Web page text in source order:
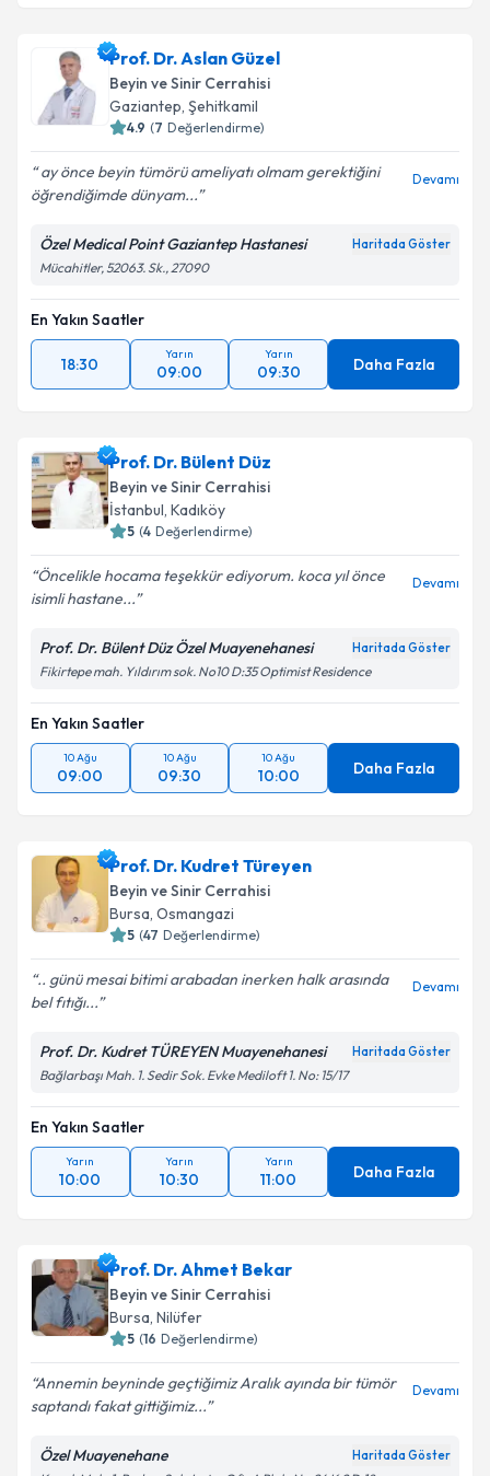
Prof. Dr. Aslan Güzel
Beyin ve Sinir Cerrahisi
Gaziantep, Şehitkamil
4.9 (7 Değerlendirme)
ay önce beyin tümörü ameliyatı olmam gerektiğini
öğrendiğimde dünyam...
Devamı
Özel Medical Point Gaziantep Hastanesi Haritada Göster
Mücahitler, 52063. Sk., 27090
En Yakın Saatler
18:30
Yarın
09:00
Yarın
09:30 Daha Fazla
Prof. Dr. Bülent Düz
Beyin ve Sinir Cerrahisi
İstanbul, Kadıköy
5 (4 Değerlendirme)
Öncelikle hocama teşekkür ediyorum. koca yıl önce
isimli hastane...
Devamı
Prof. Dr. Bülent Düz Özel Muayenehanesi Haritada Göster
Fikirtepe mah. Yıldırım sok. No10 D:35 Optimist Residence
En Yakın Saatler
10 Ağu
09:00
10 Ağu
09:30
10 Ağu
10:00 Daha Fazla
Prof. Dr. Kudret Türeyen
Beyin ve Sinir Cerrahisi
Bursa, Osmangazi
5 (47 Değerlendirme)
.. günü mesai bitimi arabadan inerken halk arasında
bel fıtığı...
Devamı
Prof. Dr. Kudret TÜREYEN Muayenehanesi Haritada Göster
Bağlarbaşı Mah. 1. Sedir Sok. Evke Mediloft 1. No: 15/17
En Yakın Saatler
Yarın
10:00
Yarın
10:30
Yarın
11:00 Daha Fazla
Prof. Dr. Ahmet Bekar
Beyin ve Sinir Cerrahisi
Bursa, Nilüfer
5 (16 Değerlendirme)
Annemin beyninde geçtiğimiz Aralık ayında bir tümör
saptandı fakat gittiğimiz...
Devamı
Özel Muayenehane Haritada Göster